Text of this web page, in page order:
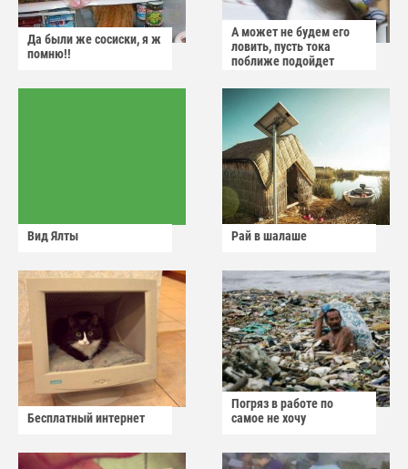
Да были же сосиски, я ж
помню!!
А может не будем его
ловить, пусть тока
поближе подойдет
Вид Ялты Рай в шалаше
Бесплатный интернет
Погряз в работе по
самое не хочу